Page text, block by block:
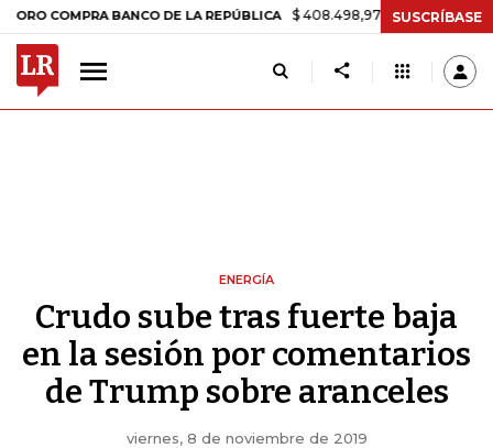
COMPRA BANCO DE LA REPÚBLICA $ 408.498,97 +$ 8.753,81 +2,19%
SUSCRÍBASE
ENERGÍA
Crudo sube tras fuerte baja
en la sesión por comentarios
de Trump sobre aranceles
viernes, 8 de noviembre de 2019